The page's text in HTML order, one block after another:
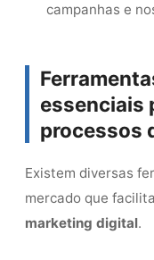
campanhas e
essenciais
processos
Existem diversas
mercado que
marketing digital.